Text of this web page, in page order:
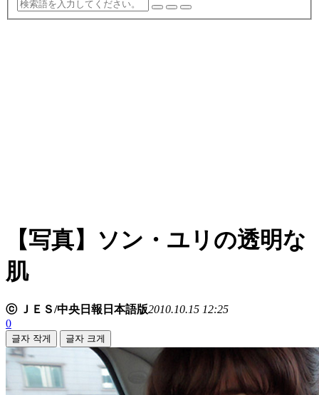
【写真】ソン・ユリの透明な
肌
ⓒ ＪＥＳ/中央日報日本語版2010.10.15 12:25
0
글자 작게 글자 크게